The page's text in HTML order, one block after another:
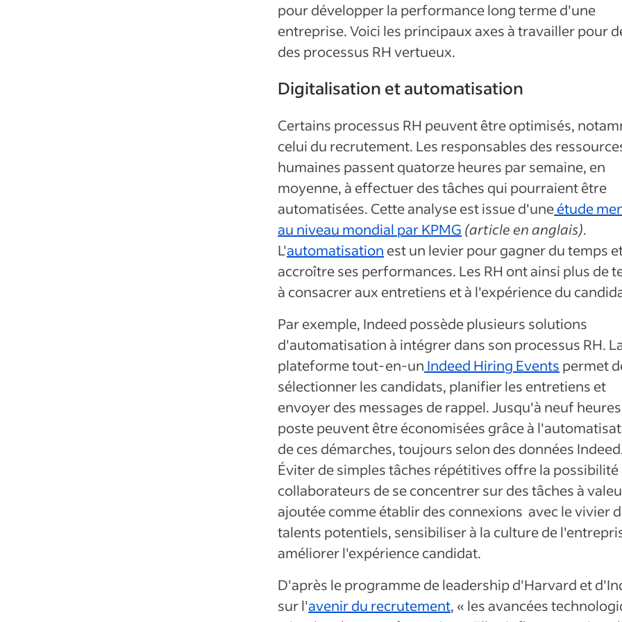
pour développer la performance long terme d'une
entreprise. Voici les principaux axes à travailler pour
des processus RH vertueux.
Digitalisation et automatisation
Certains processus RH peuvent être optimisés,
celui du recrutement. Les responsables des
humaines passent quatorze heures par semaine, en
moyenne, à effectuer des tâches qui pourraient être
automatisées. Cette analyse est issue d'uneétude
au niveau mondial par KPMG (article en anglais).
L'automatisation est un levier pour gagner du temps
accroître ses performances. Les RH ont ainsi plus de
à consacrer aux entretiens et à l'expérience du
Par exemple, Indeed possède plusieurs solutions
d'automatisation à intégrer dans son processus RH.
plateforme tout-en-un Indeed Hiring Events permet
sélectionner les candidats, planifier les entretiens et
envoyer des messages de rappel. Jusqu'à neuf
poste peuvent être économisées grâce à
de ces démarches, toujours selon des données
Éviter de simples tâches répétitives offre la possibilité
collaborateurs de se concentrer sur des tâches à
ajoutée comme établir des connexions avec le vivier
talents potentiels, sensibiliser à la culture de
améliorer l'expérience candidat.
D'après le programme de leadership d'Harvard et
sur l'avenir du recrutement, « les avancées